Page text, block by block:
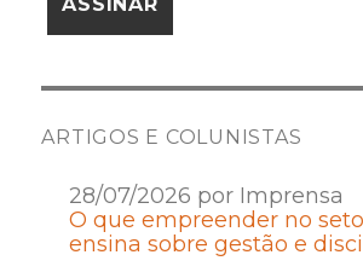
ARTIGOS E COLUNISTAS
28/07/2026 por Imprensa
O que empreender no
ensina sobre gestão e